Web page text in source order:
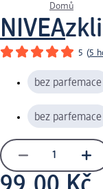
Domů
NIVEA
5 (5
bez parfemace
bez parfemace